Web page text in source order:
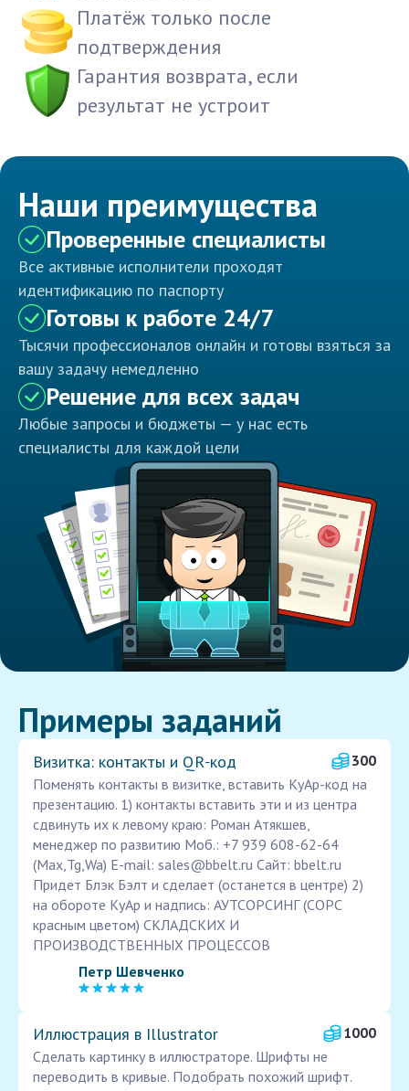
Платёж только после
подтверждения
Гарантия возврата, если
результат не устроит
Наши преимущества
Проверенные специалисты
Все активные исполнители проходят
идентификацию по паспорту
Готовы к работе 24/7
Тысячи профессионалов онлайн и готовы взяться за
вашу задачу немедленно
Решение для всех задач
Любые запросы и бюджеты — у нас есть
специалисты для каждой цели
Примеры заданий
Визитка: контакты и QR‑код
300
Поменять контакты в визитке, вставить КуАр-код на
презентацию. 1) контакты вставить эти и из центра
сдвинуть их к левому краю: Роман Атякшев,
менеджер по развитию Моб.: +7 939 608-62-64
(Max,Tg,Wa) Е-mail: sales@bbelt.ru Сайт: bbelt.ru
Придет Блэк Бэлт и сделает (останется в центре) 2)
на обороте КуАр и надпись: АУТСОРСИНГ (СОРС
красным цветом) СКЛАДСКИХ И
ПРОИЗВОДСТВЕННЫХ ПРОЦЕССОВ
Петр Шевченко
Иллюстрация в Illustrator
1000
Сделать картинку в иллюстраторе. Шрифты не
переводить в кривые. Подобрать похожий шрифт.